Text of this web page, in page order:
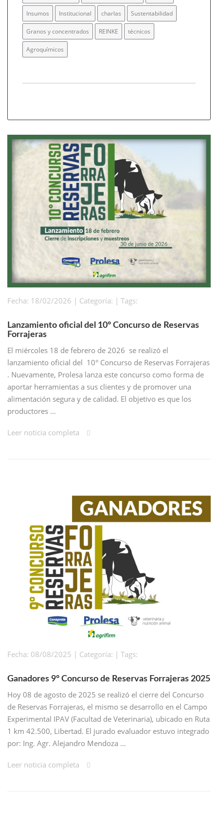
Insumos Institucional charlas Sustentabilidad
Granos y concentrados REINKE técnicos
Agroquímicos
Fecha: 18/02/2026 | Categoría: | Tags:
Lanzamiento oficial del 10° Concurso de Reservas
Forrajeras
El miércoles 18 de febrero de 2026 se realizó el
lanzamiento oficial del 10° Concurso de Reservas Forrajeras
. Nuevamente, Prolesa lanza este concurso como forma de
aportar herramientas a sus clientes y de promover una
alimentación segura y de calidad. El objetivo es que los
productores …
Leer noticia completa
Fecha: 08/08/2025 | Categoría: | Tags:
Ganadores 9° Concurso de Reservas Forrajeras 2025
Hoy 08 de agosto de 2025 se realizó el cierre del Concurso
de Reservas Forrajeras, el mismo se desarrollo en el Campo
Experimental IPAV (Facultad de Veterinaria), ubicado en Ruta
1 km 42.500, Libertad. El jurado evaluador estuvo integrado
por: Ing. Agr. Alejandro Mendoza …
Leer noticia completa